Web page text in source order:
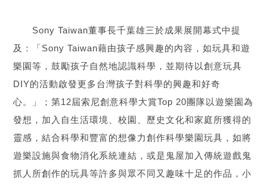
Sony Taiwan董事長千葉雄三於成果展開幕式中提
及：「Sony Taiwan藉由孩子感興趣的內容，如玩具和遊
樂園等，鼓勵孩子自然地認識科學，並期待以創意玩具
DIY的活動啟發更多台灣孩子對科學的興趣和好奇
心。」；第12屆索尼創意科學大賞Top 20團隊以遊樂園為
發想，加入自生活環境、校園、歷史文化和家庭所獲得的
靈感，結合科學和豐富的想像力創作科學樂園玩具，如將
遊樂設施與食物消化系統連結，或是鬼屋加入傳統遊戲鬼
抓人所創作的玩具等許多與眾不同又趣味十足的作品，小